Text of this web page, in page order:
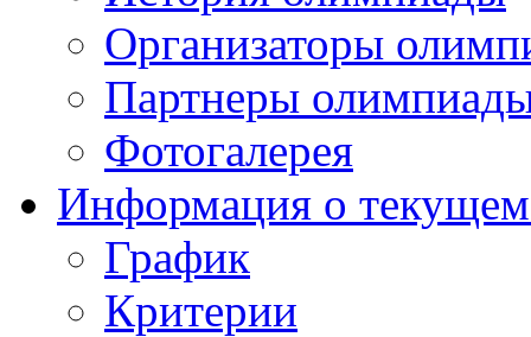
Организаторы
Партнеры
Фотогалерея
Информация о текущем
График
Критерии